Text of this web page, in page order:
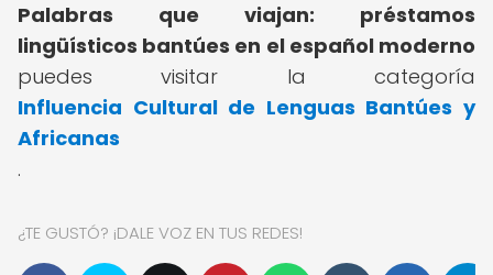
Palabras que viajan: préstamos
lingüísticos bantúes en el español moderno
puedes visitar la categoría
Influencia Cultural de Lenguas Bantúes y
Africanas
.
¿TE GUSTÓ? ¡DALE VOZ EN TUS REDES!